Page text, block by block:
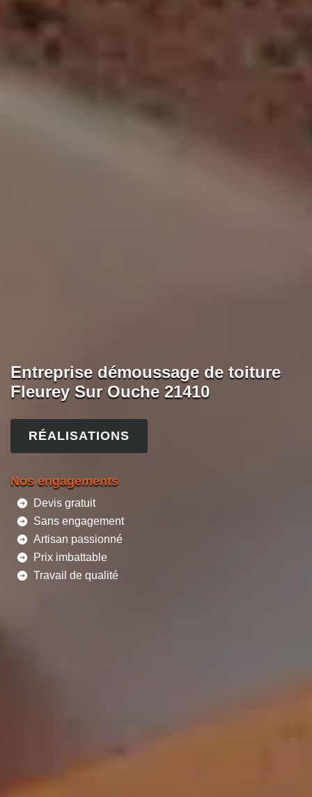
Entreprise démoussage de toiture
Fleurey Sur Ouche 21410
RÉALISATIONS
Nos engagements
Devis gratuit
Sans engagement
Artisan passionné
Prix imbattable
Travail de qualité